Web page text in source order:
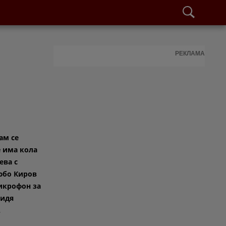
се
има кола
с
Киров
за
РЕКЛАМА